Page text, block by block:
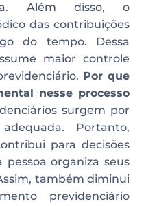
Além disso, o
das contribuições
do tempo. Dessa
maior controle
Por que
nesse processo
surgem por
Portanto,
para decisões
pessoa organiza seus
também diminui
previdenciário